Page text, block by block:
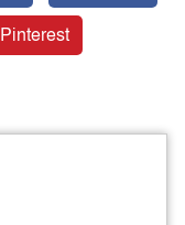
Pinterest